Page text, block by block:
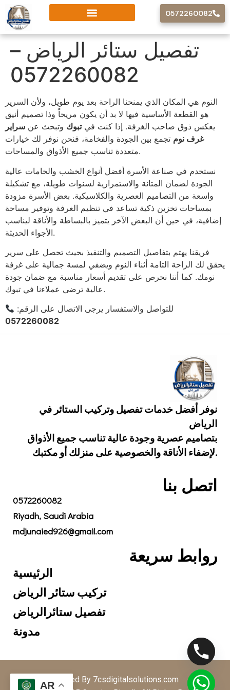
0572260082
تفصيل ستائر الرياض –
0572260082
النوم هي المكان الذي يمنحنا الراحة بعد يوم طويل، ولأن السرير
هو القطعة الأساسية فيها لا بد أن يكون مريحاً وذا تصميم أنيق
يعكس ذوق صاحب الغرفة. إذا كنت فيتبوك وتبحث عن سراير
غرف نوم تجمع بين الجودة والفخامة، فنحن نوفر لك خيارات
متعددة تناسب جميع الأذواق والمساحات.
نستخدم في صناعة الأسرة أفضل أنواع الخشب والخامات عالية
الجودة لضمان المتانة والاستمرارية لسنوات طويلة، مع تشكيلة
واسعة من التصاميم العصرية والكلاسيكية. بعض الأسرة مزودة
بمساحات تخزين ذكية تساعد في تنظيم الغرفة وتوفير مساحة
إضافية، في حين أن البعض الآخر يتميز بالبساطة والأناقة ليناسب
الأجواء الحديثة.
فريقنا يهتم بتفاصيل التصميم والتنفيذ بحيث تحصل على سرير
يحقق لك الراحة التامة أثناء النوم ويضفي لمسة جمالية على غرفة
نومك. كما أننا نحرص على تقديم أسعار مناسبة مع ضمان جودة
عالية ترضي عملاءنا في تبوك.
للتواصل والاستفسار يرجى الاتصال على الرقم:
0572260082
اتصل بنا
0572260082
Riyadh, Saudi Arabia
mdjunaied926@gmail.com
روابط سريعة
الرئيسية
تركيب ستائر الرياض
تفصيل ستائرالرياض
مدونة
نوفر أفضل خدمات تفصيل وتركيب الستائر في
الرياض
بتصاميم عصرية وجودة عالية تناسب جميع الأذواق
لإضفاء الأناقة والخصوصية على منزلك أو مكتبك.
Created By 7csdigitalsolutions.com
AR